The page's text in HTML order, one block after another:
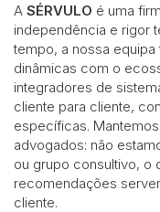
A SÉRVULO é uma
independência e rigor
tempo, a nossa
dinâmicas com o
integradores de
cliente para cliente,
específicas.
advogados: não
ou grupo consultivo, o
recomendações
cliente.